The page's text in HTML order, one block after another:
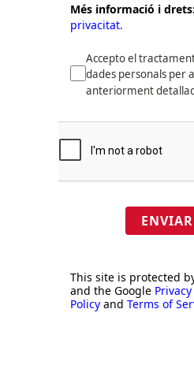
Més informació i drets:
privacitat.
Accepto el
dades personals per
anteriorment
ENVIAR
This site is protected
and the Google Privacy
Policy and Terms of